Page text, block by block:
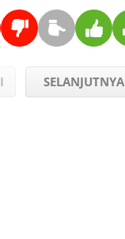
SELANJUTNYA